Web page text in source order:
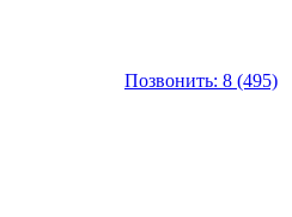
Позвонить: 8 (495)